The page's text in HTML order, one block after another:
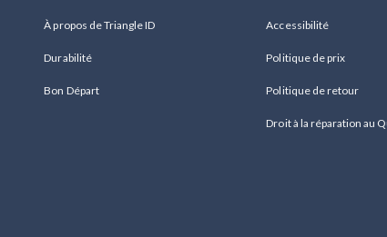
À propos de Triangle ID
Durabilité
Bon Départ
Accessibilité
Politique de prix
Politique de retour
Droit à la réparation au